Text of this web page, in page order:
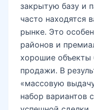
закрытую базу и
часто находятся
рынке. Это
районов и
хорошие объекты
продажи. В
«массовую
набор вариантов